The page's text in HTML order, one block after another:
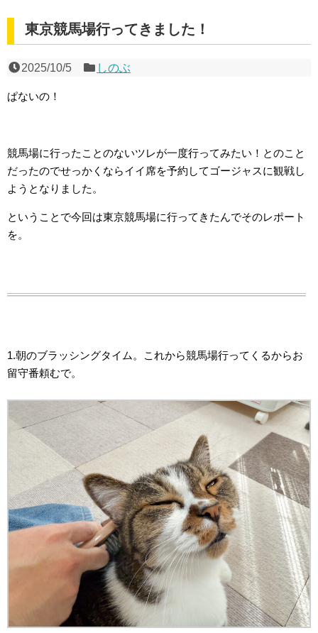
東京競馬場行ってきました！
2025/10/5 しのぶ
ぱないの！
競馬場に行ったことのないツレが一度行ってみたい！とのこと
だったのでせっかくならイイ席を予約してゴージャスに観戦し
ようとなりました。
ということで今回は東京競馬場に行ってきたんでそのレポート
を。
1.朝のブラッシングタイム。これから競馬場行ってくるからお
留守番頼むで。